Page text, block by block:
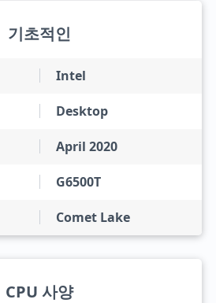
기초적인
Intel
Desktop
April 2020
G6500T
Comet Lake
CPU 사양